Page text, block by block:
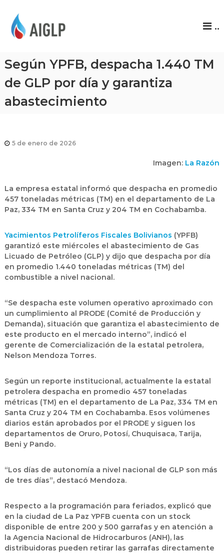
P
..
Según YPFB, despacha 1.440 TM
de GLP por día y garantiza
abastecimiento
5 de enero de 2026
Imagen: La Razón
La empresa estatal informó que despacha en promedio
457 toneladas métricas (TM) en el departamento de La
Paz, 334 TM en Santa Cruz y 204 TM en Cochabamba.
Yacimientos Petrolíferos Fiscales Bolivianos (YPFB)
garantizó este miércoles el abastecimiento de Gas
Licuado de Petróleo (GLP) y dijo que despacha por día
en promedio 1.440 toneladas métricas (TM) del
combustible a nivel nacional.
“Se despacha este volumen operativo aproximado con
un cumplimiento al PRODE (Comité de Producción y
Demanda), situación que garantiza el abastecimiento de
este producto en el mercado interno”, indicó el
gerente de Comercialización de la estatal petrolera,
Nelson Mendoza Torres.
Según un reporte institucional, actualmente la estatal
petrolera despacha en promedio 457 toneladas
métricas (TM) en el departamento de La Paz, 334 TM en
Santa Cruz y 204 TM en Cochabamba. Esos volúmenes
diarios están aprobados por el PRODE y siguen los
departamentos de Oruro, Potosí, Chuquisaca, Tarija,
Beni y Pando.
“Los días de autonomía a nivel nacional de GLP son más
de tres días”, destacó Mendoza.
Respecto a la programación para feriados, explicó que
en la ciudad de La Paz YPFB cuenta con un stock
disponible de entre 200 y 500 garrafas y en atención a
la Agencia Nacional de Hidrocarburos (ANH), las
distribuidoras pueden retirar las garrafas directamente